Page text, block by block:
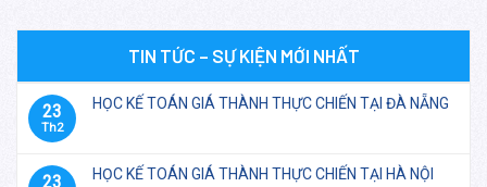
TIN TỨC – SỰ KIỆN MỚI NHẤT
23
Th2
HỌC KẾ TOÁN GIÁ THÀNH THỰC CHIẾN TẠI ĐÀ NẴNG
23 HỌC KẾ TOÁN GIÁ THÀNH THỰC CHIẾN TẠI HÀ NỘI